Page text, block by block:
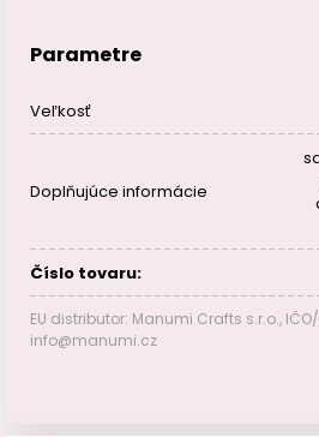
Parametre
Veľkosť
Doplňujúce informácie
Číslo tovaru:
EU distributor: Manumi Crafts s.r.o.,
info@manumi.cz